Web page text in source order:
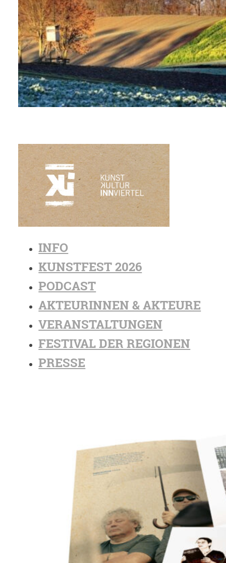
INFO
KUNSTFEST 2026
PODCAST
AKTEURINNEN & AKTEURE
VERANSTALTUNGEN
FESTIVAL DER REGIONEN
PRESSE